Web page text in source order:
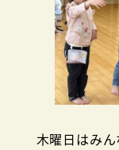
木曜日はみ